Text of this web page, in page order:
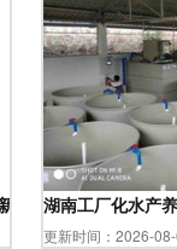
力量湖南工厂化水产
更新时间：2026-